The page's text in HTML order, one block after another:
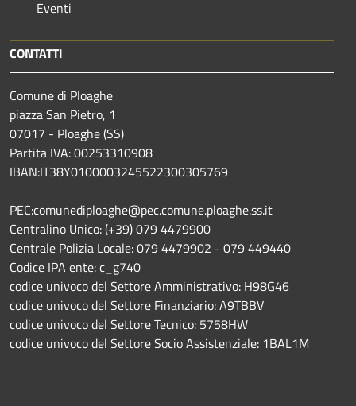
Eventi
CONTATTI
Comune di Ploaghe
piazza San Pietro, 1
07017 - Ploaghe (SS)
Partita IVA: 00253310908
IBAN:IT38Y0100003245522300305769
PEC:comunediploaghe@pec.comune.ploaghe.ss.it
Centralino Unico: (+39) 079 4479900
Centrale Polizia Locale: 079 4479902 - 079 449440
Codice IPA ente: c_g740
codice univoco del Settore Amministrativo: H98G46
codice univoco del Settore Finanziario: A9TBBV
codice univoco del Settore Tecnico: 5758HW
codice univoco del Settore Socio Assistenziale: 1BAL1M